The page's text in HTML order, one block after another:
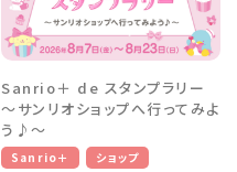
Sanrio＋ de スタンプラリー
～サンリオショップへ行ってみよ
う♪～
Sanrio＋
ショップ